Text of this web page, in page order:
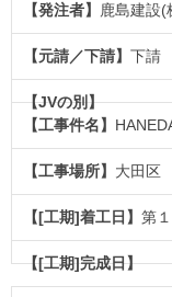
鹿島建設(
下請
大田区
第